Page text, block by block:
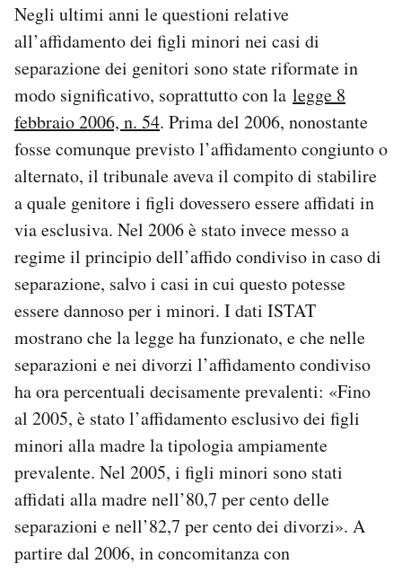
Negli ultimi anni le questioni relative
all’affidamento dei figli minori nei casi di
separazione dei genitori sono state riformate in
modo significativo, soprattutto con la legge 8
febbraio 2006, n. 54. Prima del 2006, nonostante
fosse comunque previsto l’affidamento congiunto o
alternato, il tribunale aveva il compito di stabilire
a quale genitore i figli dovessero essere affidati in
via esclusiva. Nel 2006 è stato invece messo a
regime il principio dell’affido condiviso in caso di
separazione, salvo i casi in cui questo potesse
essere dannoso per i minori. I dati ISTAT
mostrano che la legge ha funzionato, e che nelle
separazioni e nei divorzi l’affidamento condiviso
ha ora percentuali decisamente prevalenti: «Fino
al 2005, è stato l’affidamento esclusivo dei figli
minori alla madre la tipologia ampiamente
prevalente. Nel 2005, i figli minori sono stati
affidati alla madre nell’80,7 per cento delle
separazioni e nell’82,7 per cento dei divorzi». A
partire dal 2006, in concomitanza con